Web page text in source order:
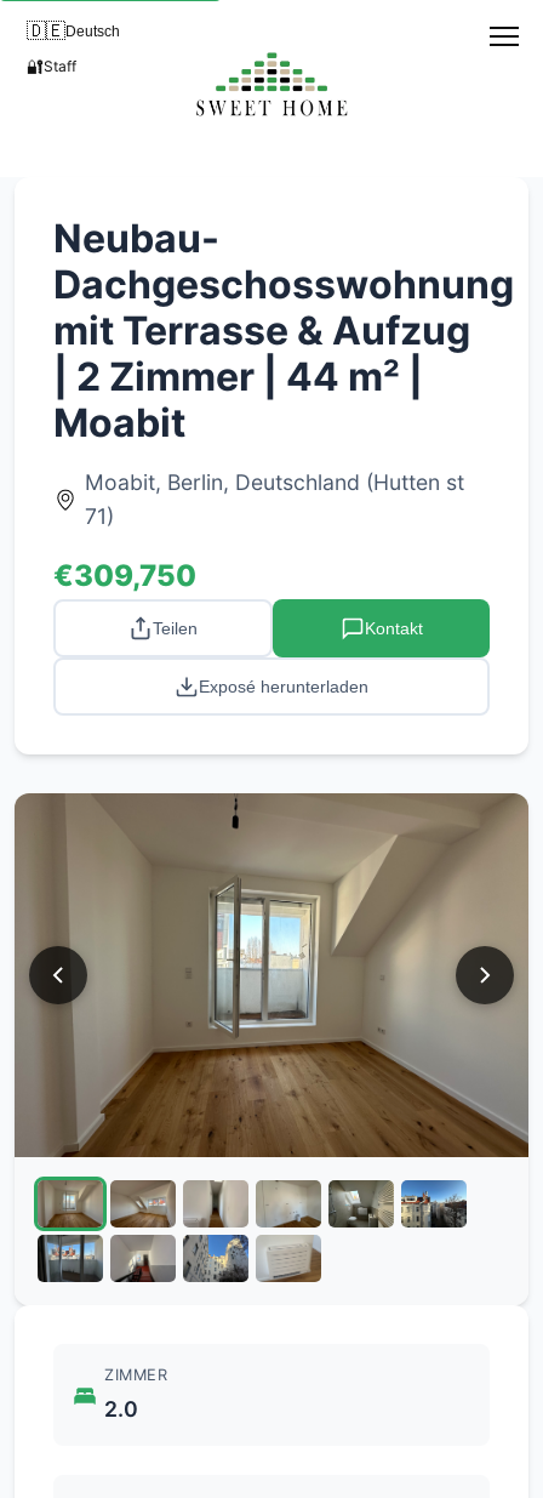
🇩🇪Deutsch
🔐Staff
Neubau-
Dachgeschosswohnung
mit Terrasse & Aufzug
| 2 Zimmer | 44 m² |
Moabit
Moabit, Berlin, Deutschland (Hutten st
71)
€309,750
Teilen Kontakt
Exposé herunterladen
ZIMMER
2.0